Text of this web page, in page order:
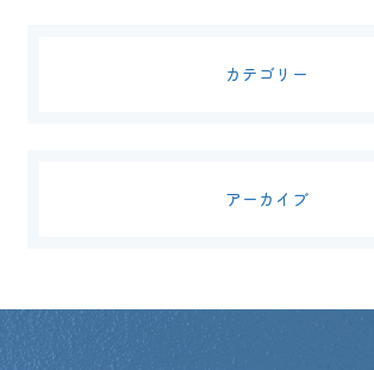
カテゴリー
アーカイブ